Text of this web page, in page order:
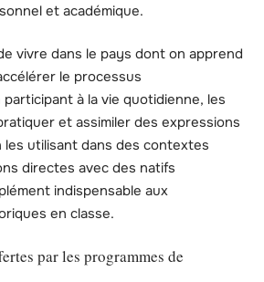
et académique.
vivre dans le pays dont on apprend
le processus
participant à la vie quotidienne, les
et assimiler des expressions
les utilisant dans des contextes
directes avec des natifs
indispensable aux
en classe.
par les programmes de